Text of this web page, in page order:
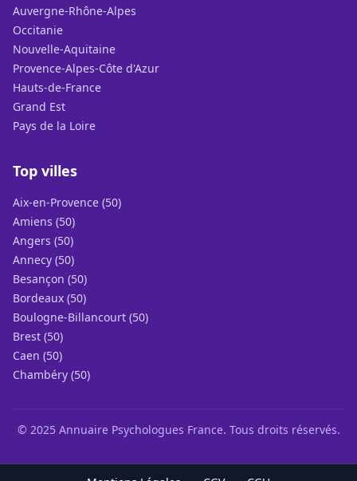
Auvergne-Rhône-Alpes
Occitanie
Nouvelle-Aquitaine
Provence-Alpes-Côte d'Azur
Hauts-de-France
Grand Est
Pays de la Loire
Top villes
Aix-en-Provence (50)
Amiens (50)
Angers (50)
Annecy (50)
Besançon (50)
Bordeaux (50)
Boulogne-Billancourt (50)
Brest (50)
Caen (50)
Chambéry (50)
© 2025 Annuaire Psychologues France. Tous droits réservés.